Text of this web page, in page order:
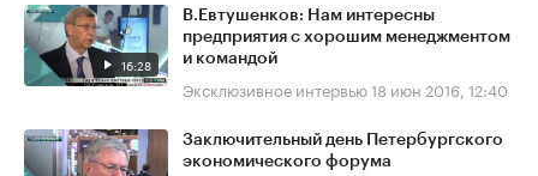
16:28
В.Евтушенков: Нам интересны
предприятия с хорошим менеджментом
и командой
Эксклюзивное интервью18 июн 2016, 12:40
Заключительный день Петербургского
экономического форума